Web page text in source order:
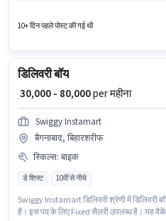
मिलती है।
10+ दिन पहले पोस्ट की गई थी
डिलिवरी बॉय
₹ 30,000 - 80,000per महीना
Swiggy Instamart
बैगनाबाद, बिहारशरीफ
स्किल्स: बाइक
डे शिफ्ट 10वीं से नीचे
Swiggy Instamart डिलिवरी श्रेणी में डिलिवरी
है। इस पद के लिए Fixed सैलरी उपलब्ध है। यह